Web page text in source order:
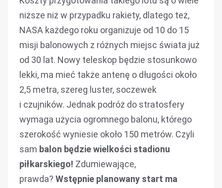
niższe niż w przypadku rakiety, dlatego też,
NASA każdego roku organizuje od 10 do 15
misji balonowych z różnych miejsc świata już
od 30 lat. Nowy teleskop będzie stosunkowo
lekki, ma mieć także antenę o długości około
2,5 metra, szereg luster, soczewek
i czujników. Jednak podróż do stratosfery
wymaga użycia ogromnego balonu, którego
szerokość wyniesie około 150 metrów. Czyli
sam balon będzie wielkości stadionu
piłkarskiego! Zdumiewające,
prawda? Wstępnie planowany start ma